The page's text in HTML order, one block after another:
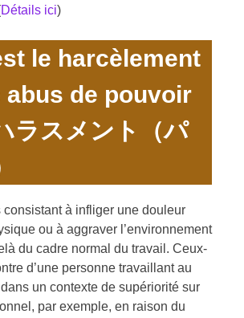
Détails ici)
le harcèlement
abus de pouvoir
ラスメント（パ
consistant à infliger une douleur
ou à aggraver l’environnement
du cadre normal du travail. Ceux-
d’une personne travaillant au
un contexte de supériorité sur
par exemple, en raison du